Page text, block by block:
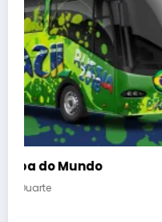
7 razões para